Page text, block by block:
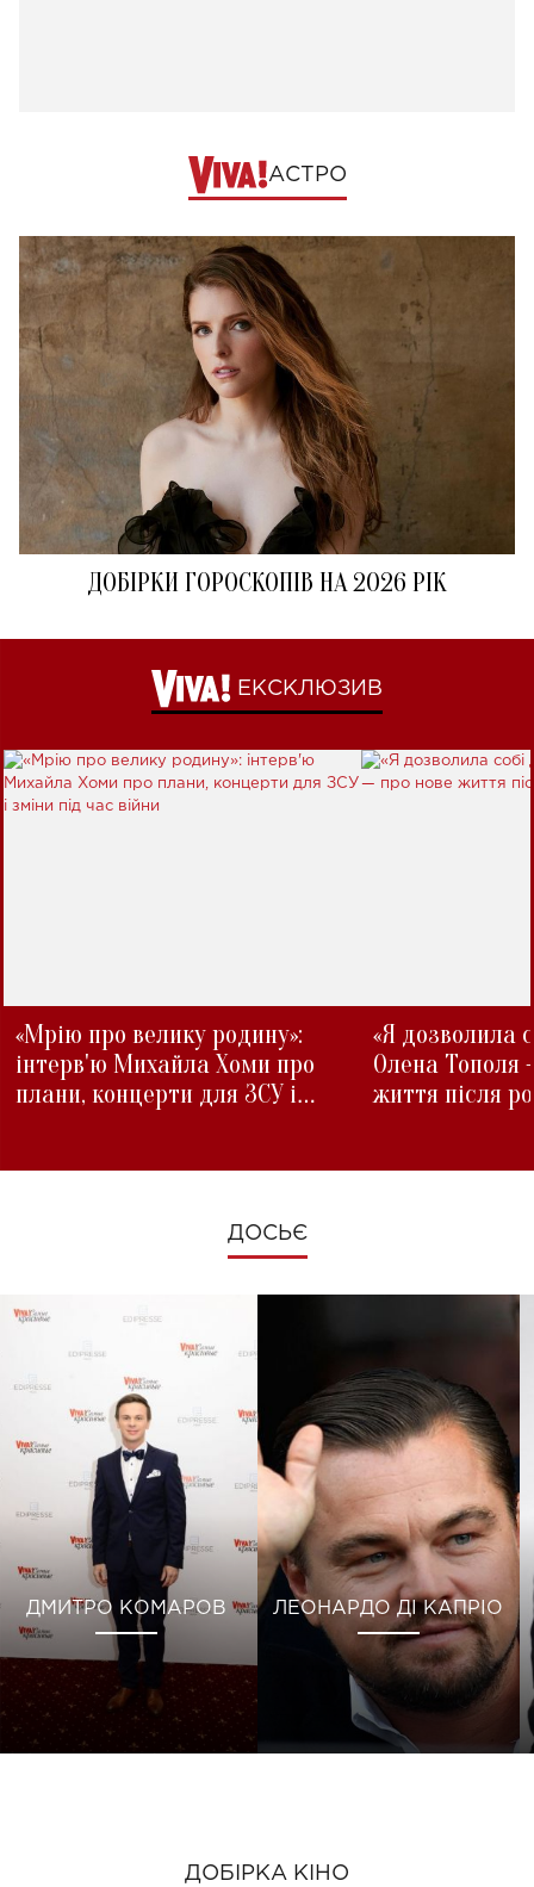
АСТРО
ДОБІРКИ ГОРОСКОПІВ НА 2026 РІК
ЕКСКЛЮЗИВ
«Мрію про велику родину»:
інтерв'ю Михайла Хоми про
плани, концерти для ЗСУ і
«Я дозволила
Олена Тополя
життя після
ДОСЬЄ
ДМИТРО КОМАРОВ ЛЕОНАРДО ДІ КАПРІО
ДОБІРКА КІНО